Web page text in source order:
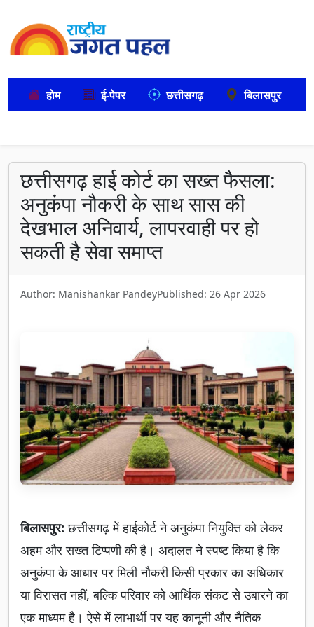
होम ई-पेपर छत्तीसगढ़ बिलासपुर
छत्तीसगढ़ हाई कोर्ट का सख्त फैसला:
अनुकंपा नौकरी के साथ सास की
देखभाल अनिवार्य, लापरवाही पर हो
सकती है सेवा समाप्त
Author: Manishankar PandeyPublished: 26 Apr 2026
बिलासपुर: छत्तीसगढ़ में हाईकोर्ट ने अनुकंपा नियुक्ति को लेकर
अहम और सख्त टिप्पणी की है। अदालत ने स्पष्ट किया है कि
अनुकंपा के आधार पर मिली नौकरी किसी प्रकार का अधिकार
या विरासत नहीं, बल्कि परिवार को आर्थिक संकट से उबारने का
एक माध्यम है। ऐसे में लाभार्थी पर यह कानूनी और नैतिक